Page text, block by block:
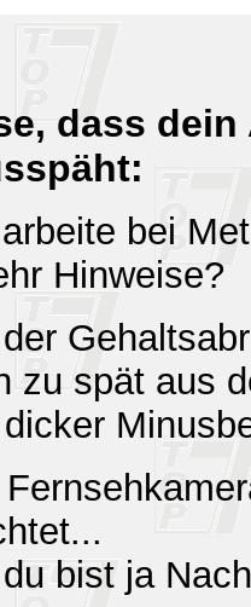
dass
bei
Hinweise?
zu spät aus
bist ja